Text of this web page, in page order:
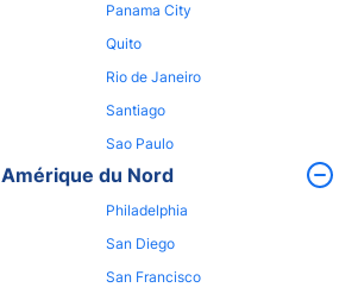
Panama City
Quito
Rio de Janeiro
Santiago
Sao Paulo
Amérique du Nord
Philadelphia
San Diego
San Francisco